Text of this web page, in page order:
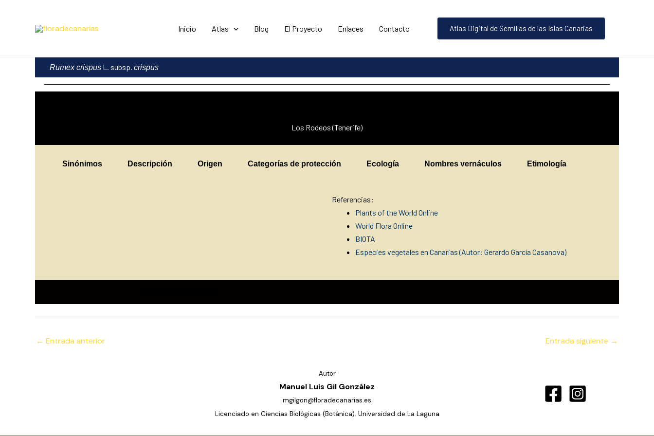
contenido
Inicio Atlas Blog El Proyecto Enlaces Contacto Atlas Digital de Semillas de las Islas Canarias
Rumex crispus L. subsp. crispus
Los Rodeos (Tenerife)
Sinónimos Descripción Origen Categorías de protección Ecología Nombres vernáculos Etimología
Referencias:
Plants of the World Online
World Flora Online
BIOTA
Especies vegetales en Canarias (Autor: Gerardo García Casanova)
← Entrada anterior Entrada siguiente →
Autor
Manuel Luis Gil González
mgilgon@floradecanarias.es
Licenciado en Ciencias Biológicas (Botánica). Universidad de La Laguna